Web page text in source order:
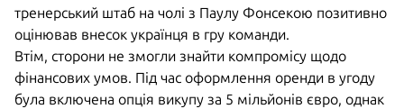
тренерський штаб на чолі з Паулу Фонсекою позитивно
оцінював внесок українця в гру команди.
Втім, сторони не змогли знайти компромісу щодо
фінансових умов. Під час оформлення оренди в угоду
була включена опція викупу за 5 мільйонів євро, однак